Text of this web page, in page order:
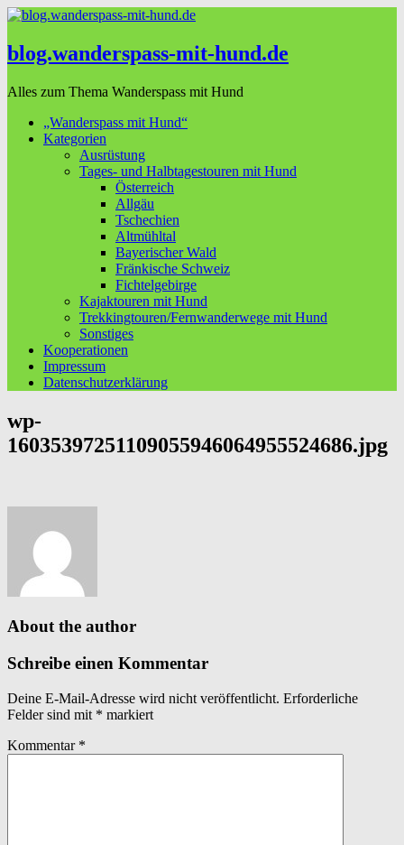
blog.wanderspass-mit-hund.de
Alles zum Thema Wanderspass mit Hund
„Wanderspass mit Hund“
Kategorien
Ausrüstung
Tages- und Halbtagestouren mit Hund
Österreich
Allgäu
Tschechien
Altmühltal
Bayerischer Wald
Fränkische Schweiz
Fichtelgebirge
Kajaktouren mit Hund
Trekkingtouren/Fernwanderwege mit Hund
Sonstiges
Kooperationen
Impressum
Datenschutzerklärung
wp-
16035397251109055946064955524686.jpg
About the author
Schreibe einen Kommentar
Deine E-Mail-Adresse wird nicht veröffentlicht. Erforderliche
Felder sind mit * markiert
Kommentar *